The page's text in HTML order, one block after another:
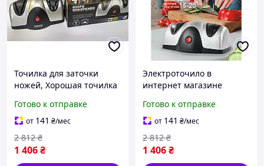
Точилка для заточки
ножей, Хорошая точилка
Точильные
приспособления
(Польша), THO
Готово к отправке
от 141 ₴/мес
1 406₴
2 812 ₴
Электроточило в
интернет магазине
заточки ножей на кухне,
THO
Готово к отправке
от 141 ₴/мес
1 406₴
2 812 ₴